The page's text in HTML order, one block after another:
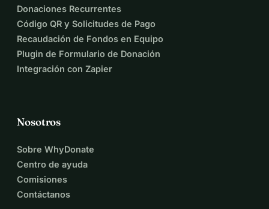
Donaciones Recurrentes
Código QR y Solicitudes de Pago
Recaudación de Fondos en Equipo
Plugin de Formulario de Donación
Integración con Zapier
Nosotros
Sobre WhyDonate
Centro de ayuda
Comisiones
Contáctanos